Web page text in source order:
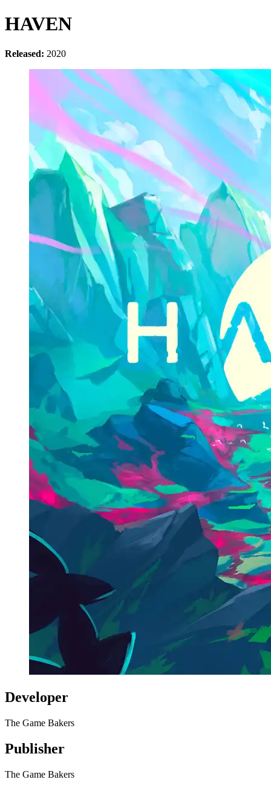
HAVEN
Released: 2020
Developer
The Game Bakers
Publisher
The Game Bakers